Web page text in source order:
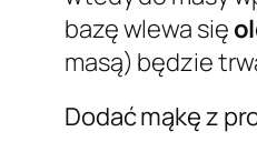
bazę wlewa się
masą) będzie
Dodać mąkę z